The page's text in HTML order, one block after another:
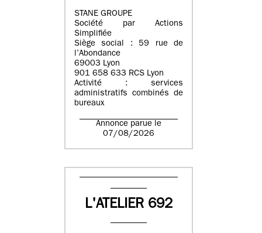
STANE GROUPE
Société par Actions
Simplifiée
Siège social : 59 rue de
l’Abondance
69003 Lyon
901 658 633 RCS Lyon
Activité : services
administratifs combinés de
bureaux
Annonce parue le
07/08/2026
L'ATELIER 692